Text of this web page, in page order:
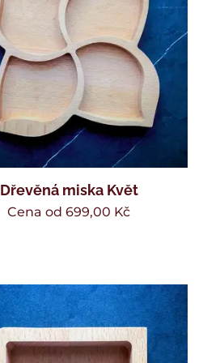
Dřevěná miska Květ
Cena od699,00 Kč